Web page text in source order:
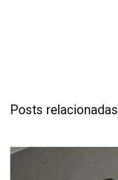
Posts relacionadas